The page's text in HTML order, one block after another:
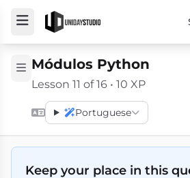
Módulos Python
Lesson 11 of 16 • 10 XP
Portuguese
Keep your place in this